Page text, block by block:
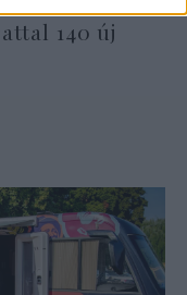
140 új